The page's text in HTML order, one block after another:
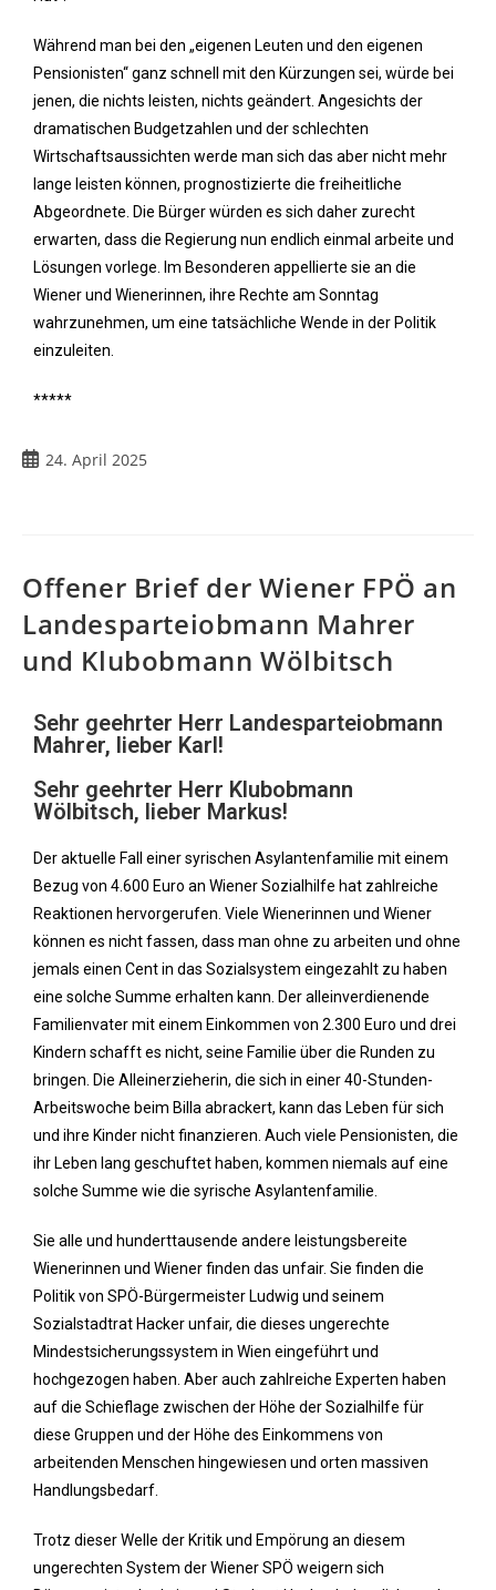
Während man bei den „eigenen Leuten und den eigenen
Pensionisten“ ganz schnell mit den Kürzungen sei, würde bei
jenen, die nichts leisten, nichts geändert. Angesichts der
dramatischen Budgetzahlen und der schlechten
Wirtschaftsaussichten werde man sich das aber nicht mehr
lange leisten können, prognostizierte die freiheitliche
Abgeordnete. Die Bürger würden es sich daher zurecht
erwarten, dass die Regierung nun endlich einmal arbeite und
Lösungen vorlege. Im Besonderen appellierte sie an die
Wiener und Wienerinnen, ihre Rechte am Sonntag
wahrzunehmen, um eine tatsächliche Wende in der Politik
einzuleiten.
*****
24. April 2025
Offener Brief der Wiener FPÖ an
Landesparteiobmann Mahrer
und Klubobmann Wölbitsch
Sehr geehrter Herr Landesparteiobmann
Mahrer, lieber Karl!
Sehr geehrter Herr Klubobmann
Wölbitsch, lieber Markus!
Der aktuelle Fall einer syrischen Asylantenfamilie mit einem
Bezug von 4.600 Euro an Wiener Sozialhilfe hat zahlreiche
Reaktionen hervorgerufen. Viele Wienerinnen und Wiener
können es nicht fassen, dass man ohne zu arbeiten und ohne
jemals einen Cent in das Sozialsystem eingezahlt zu haben
eine solche Summe erhalten kann. Der alleinverdienende
Familienvater mit einem Einkommen von 2.300 Euro und drei
Kindern schafft es nicht, seine Familie über die Runden zu
bringen. Die Alleinerzieherin, die sich in einer 40-Stunden-
Arbeitswoche beim Billa abrackert, kann das Leben für sich
und ihre Kinder nicht finanzieren. Auch viele Pensionisten, die
ihr Leben lang geschuftet haben, kommen niemals auf eine
solche Summe wie die syrische Asylantenfamilie.
Sie alle und hunderttausende andere leistungsbereite
Wienerinnen und Wiener finden das unfair. Sie finden die
Politik von SPÖ-Bürgermeister Ludwig und seinem
Sozialstadtrat Hacker unfair, die dieses ungerechte
Mindestsicherungssystem in Wien eingeführt und
hochgezogen haben. Aber auch zahlreiche Experten haben
auf die Schieflage zwischen der Höhe der Sozialhilfe für
diese Gruppen und der Höhe des Einkommens von
arbeitenden Menschen hingewiesen und orten massiven
Handlungsbedarf.
Trotz dieser Welle der Kritik und Empörung an diesem
ungerechten System der Wiener SPÖ weigern sich